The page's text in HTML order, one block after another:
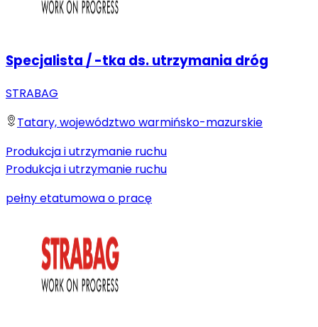
Specjalista / -tka ds. utrzymania dróg
STRABAG
Tatary, województwo warmińsko-mazurskie
Produkcja i utrzymanie ruchu
Produkcja i utrzymanie ruchu
pełny etatumowa o pracę